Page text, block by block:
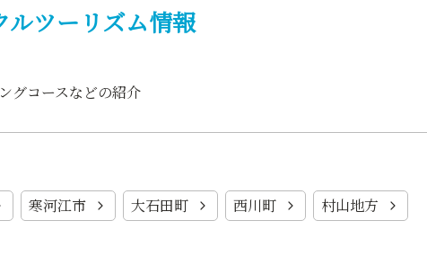
ルツーリズム情報
グコースなどの紹介
寒河江市 大石田町 西川町 村山地方